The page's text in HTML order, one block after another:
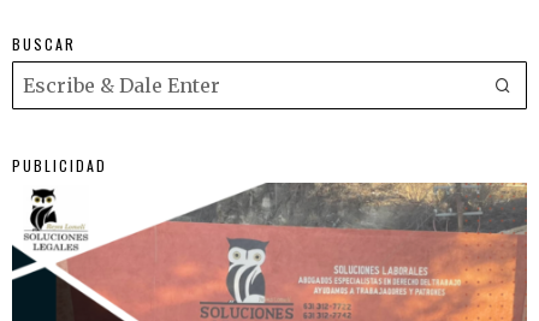
BUSCAR
PUBLICIDAD